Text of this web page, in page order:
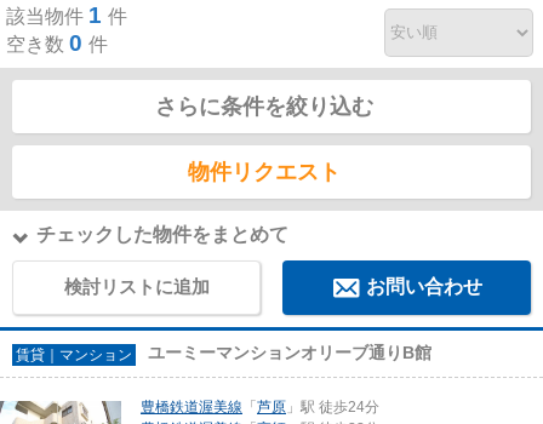
該当物件 1 件
空き数 0 件
さらに条件を絞り込む
物件リクエスト
チェックした物件をまとめて
検討リストに追加 お問い合わせ
賃貸｜マンション ユーミーマンションオリーブ通りB館
豊橋鉄道渥美線 「 芦原 」駅 徒歩24分